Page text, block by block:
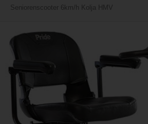
Seniorenscooter 6km/h Kolja HMV